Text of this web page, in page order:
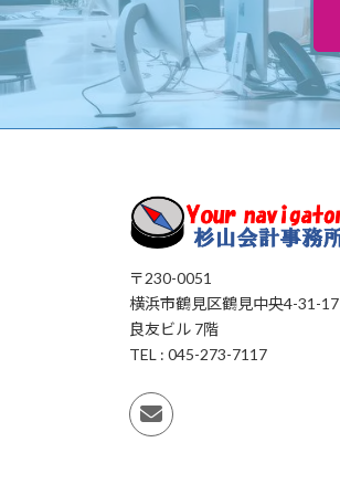
〒230-0051
横浜市鶴見区鶴見中央4-31-17
良友ビル 7階
TEL : 045-273-7117